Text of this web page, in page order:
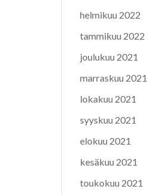
helmikuu 2022
tammikuu 2022
joulukuu 2021
marraskuu 2021
lokakuu 2021
syyskuu 2021
elokuu 2021
kesäkuu 2021
toukokuu 2021